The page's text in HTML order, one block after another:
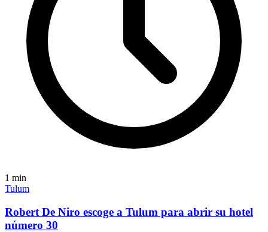
1 min
Tulum
Robert De Niro escoge a Tulum para abrir su hotel
número 30